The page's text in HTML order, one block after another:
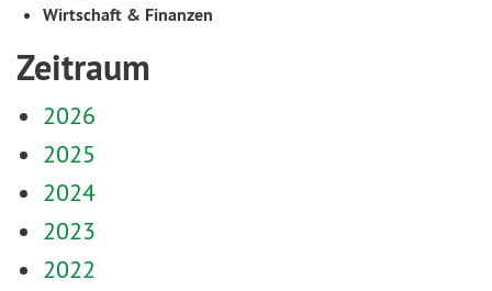
Wirtschaft & Finanzen
Zeitraum
2026
2025
2024
2023
2022